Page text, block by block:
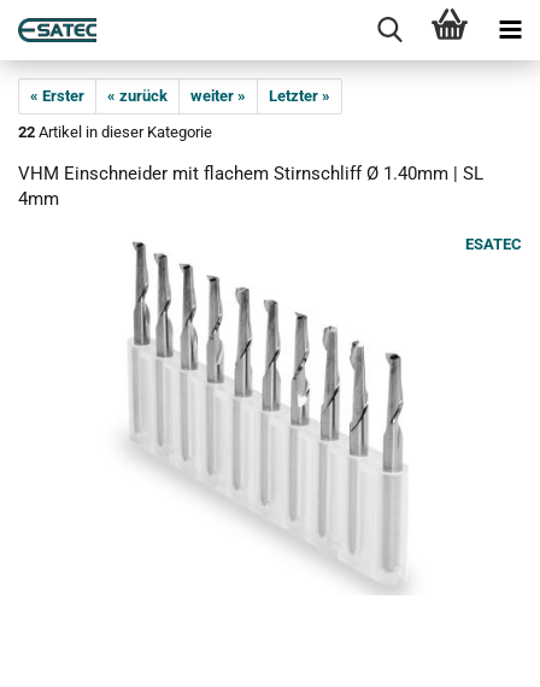
« Erster « zurück weiter »
Letzter »
22 Artikel in dieser Kategorie
VHM Einschneider mit flachem Stirnschliff Ø 1.40mm | SL
4mm
ESATEC